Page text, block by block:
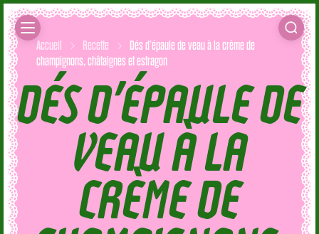
Accueil Recette
Dés d’épaule de veau à la crème de
champignons, châtaignes et estragon
DÉS D’ÉPAULE DE
VEAU À LA
CRÈME DE